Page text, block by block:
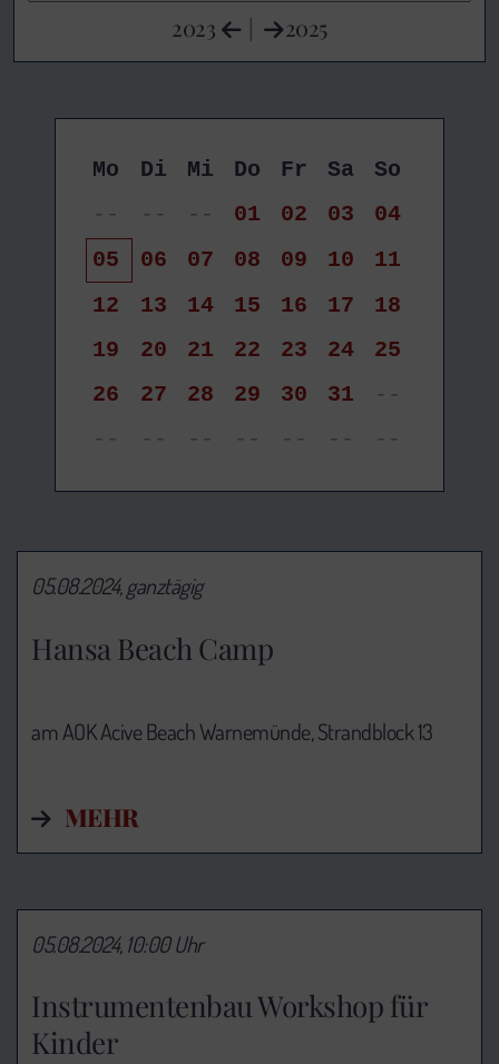
2023 | 2025
Mo Di Mi Do Fr Sa
So
--
-- -- 01 02 03
04
05
06 07 08 09 10
11
12
13 14 15 16 17
18
19
20 21 22 23 24
25
26
27 28 29 30 31
--
--
-- -- -- -- -- --
Hansa Beach Camp
05.08.2024, ganztägig
am AOK Acive Beach Warnemünde, Strandblock 13
MEHR
Instrumentenbau Workshop für
Kinder
05.08.2024, 10:00 Uhr